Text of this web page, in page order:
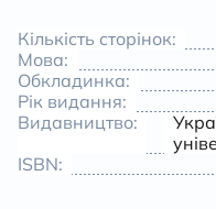
Кількість сторінок:
Мова:
Обкладинка:
Рік видання:
Видавництво:
ISBN: